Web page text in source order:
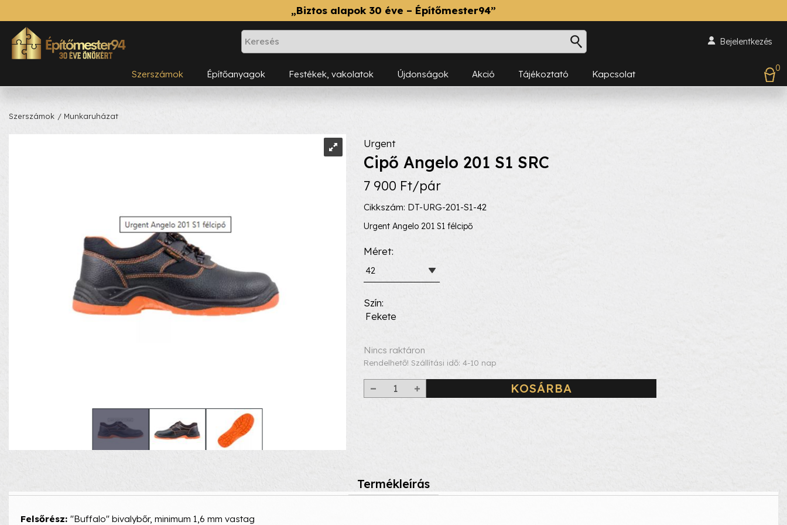
„Biztos alapok 30 éve – Építőmester94”
Bejelentkezés
Szerszámok Építőanyagok Festékek, vakolatok Újdonságok Akció Tájékoztató Kapcsolat
0
Szerszámok / Munkaruházat
Urgent
Cipő Angelo 201 S1 SRC
7 900 Ft/pár
Cikkszám: DT-URG-201-S1-42
Urgent Angelo 201 S1 félcipő
Méret
42
Szín
Fekete
Nincs raktáron
Rendelhető! Szállítási idő: 4-10 nap
KOSÁRBA
Termékleírás
Felsőrész: "Buffalo" bivalybőr, minimum 1,6 mm vastag